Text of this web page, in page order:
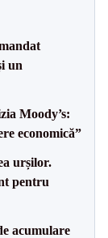
un
Moody’s:
economică”
urșilor.
pentru
acumulare